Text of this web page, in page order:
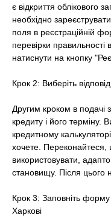
є відкриття облікового
необхідно
поля в реєстраційній
перевірки
натиснути на кнопку
Крок 2: Виберіть
Другим кроком в подачі
кредиту і його терміну.
кредитному
хочете. Переконайтеся,
використовувати,
становищу. Після цього
Крок 3: Заповніть
Харкові